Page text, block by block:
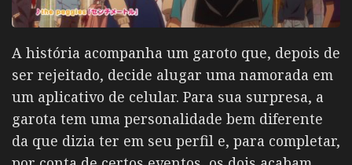
A história acompanha um garoto que, depois de
ser rejeitado, decide alugar uma namorada em
um aplicativo de celular. Para sua surpresa, a
garota tem uma personalidade bem diferente
da que dizia ter em seu perfil e, para completar,